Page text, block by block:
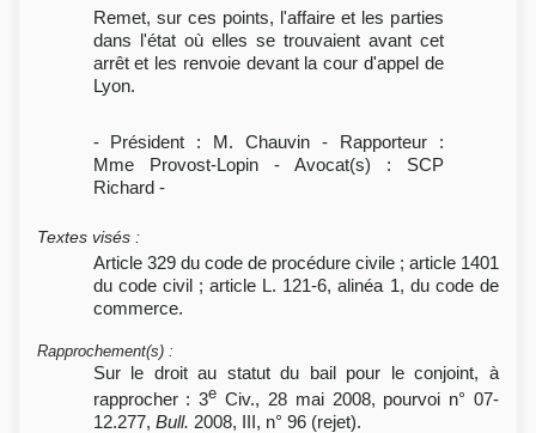
Remet, sur ces points, l'affaire et les parties
dans l'état où elles se trouvaient avant cet
arrêt et les renvoie devant la cour d'appel de
Lyon.
- Président : M. Chauvin - Rapporteur :
Mme Provost-Lopin - Avocat(s) : SCP
Richard -
Textes visés :
Article 329 du code de procédure civile ; article 1401
du code civil ; article L. 121-6, alinéa 1, du code de
commerce.
Rapprochement(s) :
Sur le droit au statut du bail pour le conjoint, à
rapprocher : 3e Civ., 28 mai 2008, pourvoi n° 07-
12.277, Bull. 2008, III, n° 96 (rejet).